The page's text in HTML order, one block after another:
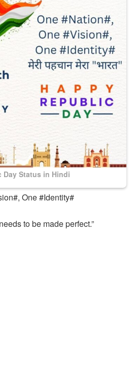
Day Status in Hindi
One #Identity#
to be made perfect.”